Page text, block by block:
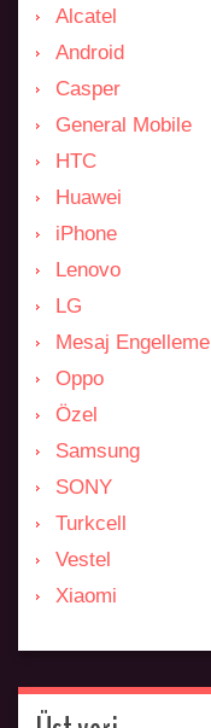
Alcatel
Android
Casper
General Mobile
HTC
Huawei
iPhone
Lenovo
LG
Mesaj Engelleme
Oppo
Özel
Samsung
SONY
Turkcell
Vestel
Xiaomi